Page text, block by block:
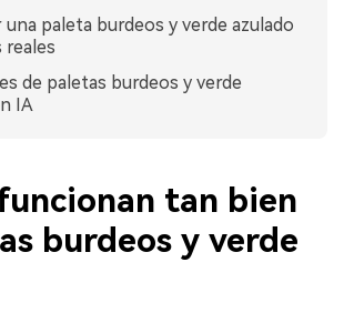
una paleta burdeos y verde azulado
reales
de paletas burdeos y verde
IA
tan bien
burdeos y verde